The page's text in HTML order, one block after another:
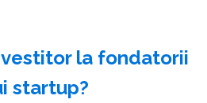
la fondatorii
startup?